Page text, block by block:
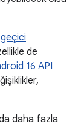
de
16 API
daha fazla